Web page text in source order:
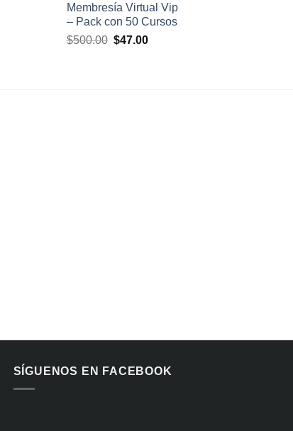
original
era:
$300.00.
actual
es:
$29.99.
Membresía Virtual Vip
– Pack con 50 Cursos
$500.00 El
$47.00El
SÍGUENOS EN FACEBOOK